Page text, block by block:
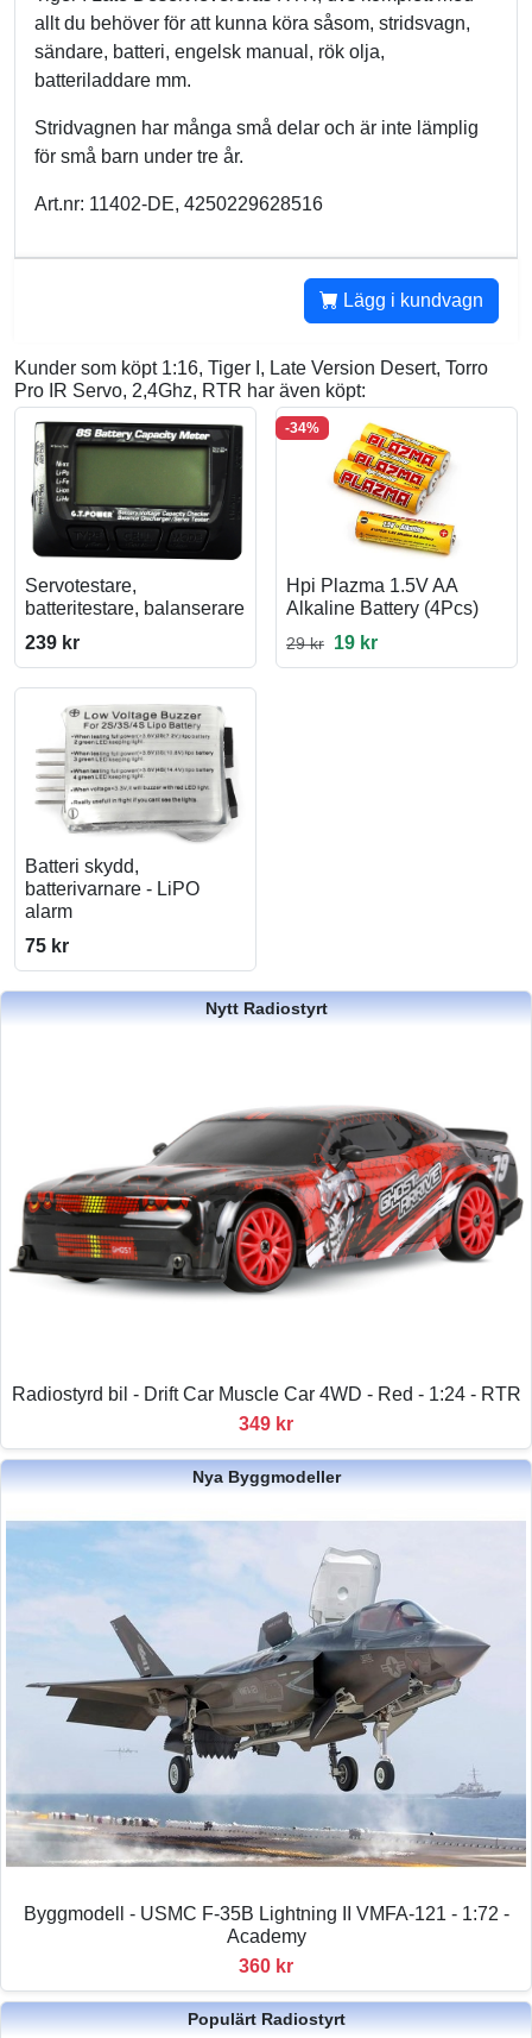
allt du behöver för att kunna köra såsom, stridsvagn,
sändare, batteri, engelsk manual, rök olja,
batteriladdare mm.
Stridvagnen har många små delar och är inte lämplig
för små barn under tre år.
Art.nr: 11402-DE, 4250229628516
Lägg i kundvagn
Kunder som köpt 1:16, Tiger I, Late Version Desert, Torro
Pro IR Servo, 2,4Ghz, RTR har även köpt:
Servotestare,
batteritestare, balanserare
239 kr
-34%
Hpi Plazma 1.5V AA
Alkaline Battery (4Pcs)
29 kr 19 kr
Batteri skydd,
batterivarnare - LiPO
alarm
75 kr
Nytt Radiostyrt
Radiostyrd bil - Drift Car Muscle Car 4WD - Red - 1:24 - RTR
349 kr
Nya Byggmodeller
Byggmodell - USMC F-35B Lightning II VMFA-121 - 1:72 -
Academy
360 kr
Populärt Radiostyrt